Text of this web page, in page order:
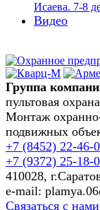
Исаева. 7-8
Видео
Группа
пультовая
Монтаж
подвижных
+7 (8452) 22-46-
+7 (9372) 25-18-
410028,
e-mail:
Связаться с нами